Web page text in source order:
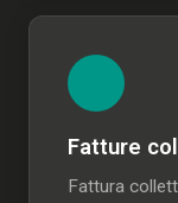
Fatture
Fattura